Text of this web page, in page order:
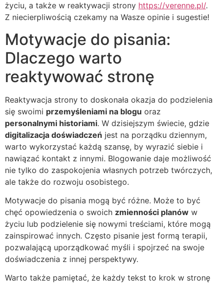
życiu, a także w reaktywacji strony https://verenne.pl/.
Z niecierpliwością czekamy na Wasze opinie i sugestie!
Motywacje do pisania:
Dlaczego warto
reaktywować stronę
Reaktywacja strony to doskonała okazja do podzielenia
się swoimi przemyśleniami na blogu oraz
personalnymi historiami. W dzisiejszym świecie, gdzie
digitalizacja doświadczeń jest na porządku dziennym,
warto wykorzystać każdą szansę, by wyrazić siebie i
nawiązać kontakt z innymi. Blogowanie daje możliwość
nie tylko do zaspokojenia własnych potrzeb twórczych,
ale także do rozwoju osobistego.
Motywacje do pisania mogą być różne. Może to być
chęć opowiedzenia o swoich zmienności planów w
życiu lub podzielenie się nowymi treściami, które mogą
zainspirować innych. Często pisanie jest formą terapii,
pozwalającą uporządkować myśli i spojrzeć na swoje
doświadczenia z innej perspektywy.
Warto także pamiętać, że każdy tekst to krok w stronę